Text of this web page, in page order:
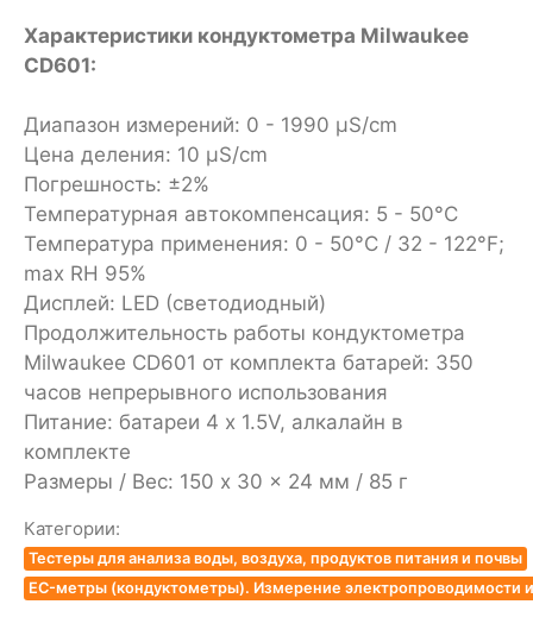
Характеристики кондуктометра Milwaukee
CD601:
Диапазон измерений: 0 - 1990 μS/cm
Цена деления: 10 μS/cm
Погрешность: ±2%
Температурная автокомпенсация: 5 - 50°C
Температура применения: 0 - 50°C / 32 - 122°F;
max RH 95%
Дисплей: LED (светодиодный)
Продолжительность работы кондуктометра
Milwaukee CD601 от комплекта батарей: 350
часов непрерывного использования
Питание: батареи 4 x 1.5V, алкалайн в
комплекте
Размеры / Вес: 150 x 30 x 24 мм / 85 г
Категории:
Тестеры для анализа воды, воздуха, продуктов питания и почвы
EC-метры (кондуктометры). Измерение электропроводимости